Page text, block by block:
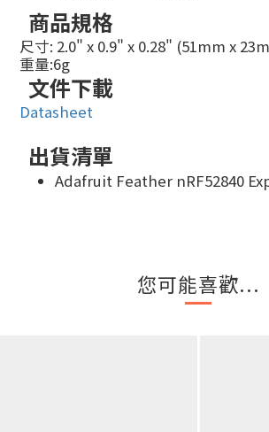
商品規格
尺寸: 2.0" x 0.9" x 0.28" (51mm x
重量:6g
文件下載
Datasheet
出貨清單
Adafruit Feather nRF52840
您可能喜歡...